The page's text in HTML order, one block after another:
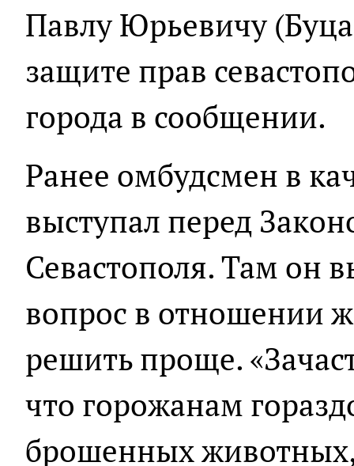
Павлу Юрьевичу
защите прав
города в сообщении.
Ранее омбудсмен в
выступал перед
Севастополя. Там он
вопрос в отношении
решить проще.
что горожанам
брошенных